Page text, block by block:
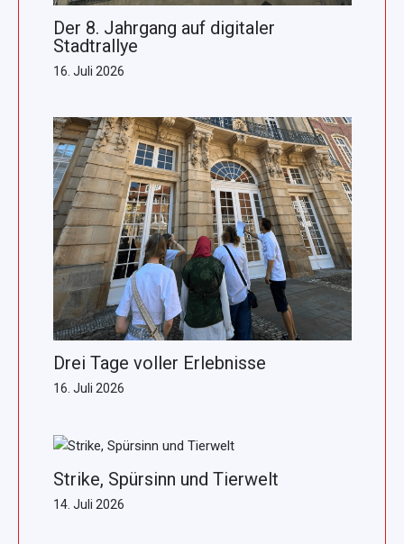
Der 8. Jahrgang auf digitaler
Stadtrallye
16. Juli 2026
Drei Tage voller Erlebnisse
16. Juli 2026
Strike, Spürsinn und Tierwelt
14. Juli 2026